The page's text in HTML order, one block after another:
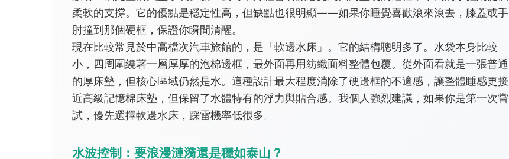
柔軟的支撐。它的優點是穩定性高，但缺點也很明顯——如果你睡覺喜歡滾來滾去，膝蓋或手
肘撞到那個硬框，保證你瞬間清醒。
現在比較常見於中高檔次汽車旅館的，是「軟邊水床」。它的結構聰明多了。水袋本身比較
小，四周圍繞著一層厚厚的泡棉邊框，最外面再用紡織面料整體包覆。從外面看就是一張普通
的厚床墊，但核心區域仍然是水。這種設計最大程度消除了硬邊框的不適感，讓整體睡感更接
近高級記憶棉床墊，但保留了水體特有的浮力與貼合感。我個人強烈建議，如果你是第一次嘗
試，優先選擇軟邊水床，踩雷機率低很多。
水波控制：要浪漫漣漪還是穩如泰山？